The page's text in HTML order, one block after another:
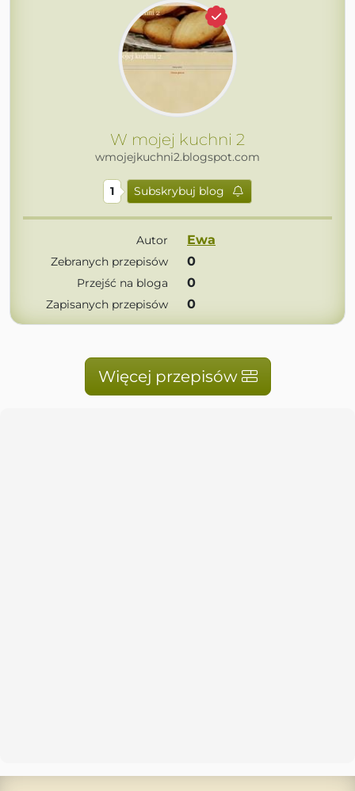
W mojej kuchni 2
wmojejkuchni2.blogspot.com
1 Subskrybuj blog
Autor Ewa
Zebranych przepisów 0
Przejść na bloga 0
Zapisanych przepisów 0
Więcej przepisów